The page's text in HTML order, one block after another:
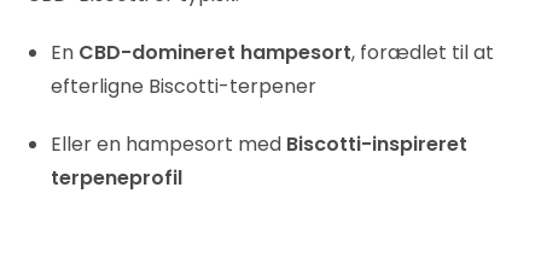
En CBD-domineret hampesort, forædlet til at
efterligne Biscotti-terpener
Eller en hampesort med Biscotti-inspireret
terpeneprofil